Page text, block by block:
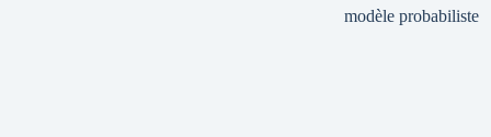
modèle probabiliste